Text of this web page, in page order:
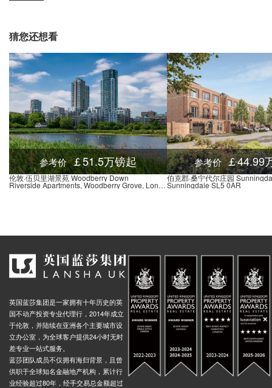
猜您还想看
参考价 ￡51.5万镑起
伦敦·伍贝里湖景苑 Woodberry Down
Riverside Apartments, Woodberry Grove, London, N4 2BA
参考价 ￡44.99
伯克郡·桑宁代尔庄园
Sunningdale SL5 0AR
英国蓝莎集团是一家拥有十年历史的英
国不动产投资专业代理行，2014年成立
于伦敦，并陆续在亚洲各个主要城市设
立办公室，为全球客户提供24小时无时
差专业一站式服务。
蓝莎团队成员不仅拥有海归背景，且曾
供职于全球知名金融地产机构，累计行
业经验超过80年，经手交易总金额超过